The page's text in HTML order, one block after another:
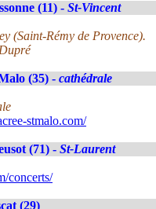
(11) - St-Vincent
(Saint-Rémy de Provence).
(35) - cathédrale
stmalo.com/
(71) - St-Laurent
concerts/
(29)